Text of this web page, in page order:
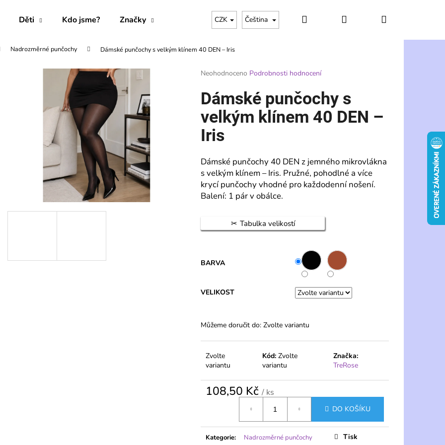
Děti Kdo jsme? Značky CZK Čeština Hledat PřihlášeníNákupní
Nadrozměrné punčochy Dámské punčochy s velkým klínem 40 DEN – Iris
Průměrné
produktu
je
z
5
hvězdiček.
Neohodnoceno Podrobnosti hodnocení
Dámské punčochy s
velkým klínem 40 DEN –
Iris
Dámské punčochy 40 DEN z jemného mikrovlákna
s velkým klínem – Iris. Pružné, pohodlné a více
krycí punčochy vhodné pro každodenní nošení.
Balení: 1 pár v obálce.
Tabulka velikostí
BARVA
VELIKOST
Můžeme doručit do: Zvolte variantu
Zvolte
variantu
Kód: Zvolte
variantu
Značka:
TreRose
108,50 Kč / ks
DO KOŠÍKU
Kategorie:
Nadrozměrné punčochy
Tisk
Co potřebujete najít?
HLEDAT
Doporučujeme
DÁMSKÉ JEMNÉ PONOŽKY 20 DEN S
ELASTANEM – 2 PÁRY – PELA